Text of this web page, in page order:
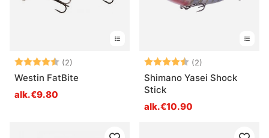
Arvio: (2)
4.5 5:sta tähdestä
Westin FatBite
alk.€9.80
Arvio: (2)
Shimano Yasei Shock
Stick
alk.€10.90